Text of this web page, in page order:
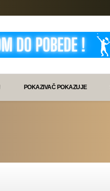
POKAZIVAČ POKAZUJE